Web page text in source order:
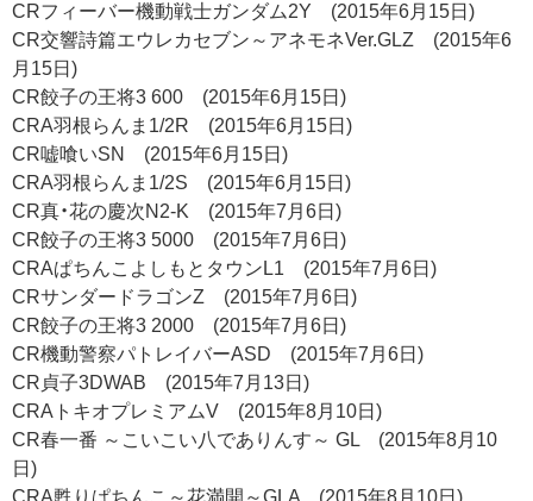
CRフィーバー機動戦士ガンダム2Y (2015年6月15日)
CR交響詩篇エウレカセブン～アネモネVer.GLZ (2015年6
月15日)
CR餃子の王将3 600 (2015年6月15日)
CRA羽根らんま1/2R (2015年6月15日)
CR嘘喰いSN (2015年6月15日)
CRA羽根らんま1/2S (2015年6月15日)
CR真・花の慶次N2-K (2015年7月6日)
CR餃子の王将3 5000 (2015年7月6日)
CRAぱちんこよしもとタウンL1 (2015年7月6日)
CRサンダードラゴンZ (2015年7月6日)
CR餃子の王将3 2000 (2015年7月6日)
CR機動警察パトレイバーASD (2015年7月6日)
CR貞子3DWAB (2015年7月13日)
CRAトキオプレミアムV (2015年8月10日)
CR春一番 ～こいこい八でありんす～ GL (2015年8月10
日)